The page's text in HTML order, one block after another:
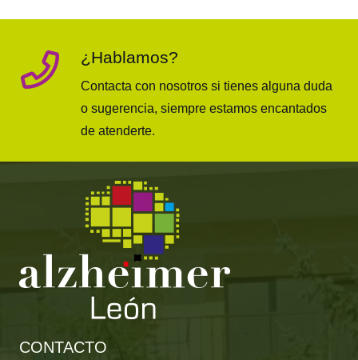
¿Hablamos?
Contacta con nosotros si tienes alguna duda
o sugerencia, siempre estamos encantados
de atenderte.
CONTACTO